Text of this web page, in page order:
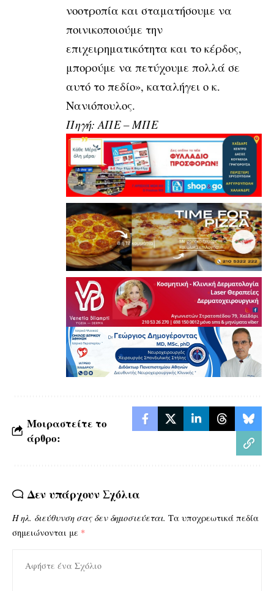
νοοτροπία και σταματήσουμε να
ποινικοποιούμε την
επιχειρηματικότητα και το κέρδος,
μπορούμε να πετύχουμε πολλά σε
αυτό το πεδίο», καταλήγει ο κ.
Νανιόπουλος.
Πηγή: ΑΠΕ – ΜΠΕ
Μοιραστείτε το
άρθρο:
Δεν υπάρχουν Σχόλια
Η ηλ. διεύθυνση σας δεν δημοσιεύεται. Τα υποχρεωτικά πεδία
σημειώνονται με *